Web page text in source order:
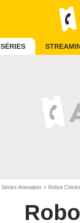
SÉRIES
Séries Animation Robot